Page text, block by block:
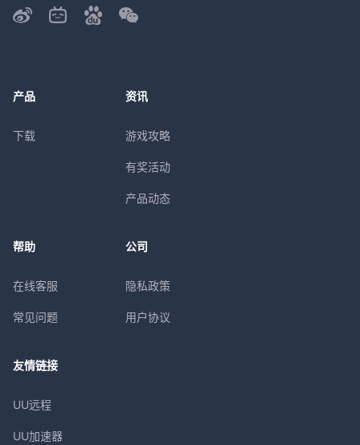
产品
下载
资讯
游戏攻略
有奖活动
产品动态
帮助
在线客服
常见问题
公司
隐私政策
用户协议
友情链接
UU远程
UU加速器